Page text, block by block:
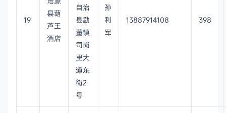
19
县葫
芦王
酒店
自治
县勐
董镇
司岗
里大
道东
街2
号
孙
利
军
13887914108 398